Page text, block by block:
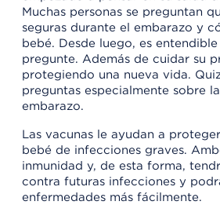
Muchas personas se preguntan
seguras durante el embarazo y
bebé. Desde luego, es
pregunte. Además de cuidar su
protegiendo una nueva vida.
preguntas especialmente sobre
embarazo.
Las vacunas le ayudan a
bebé de infecciones graves.
inmunidad y, de esta forma,
contra futuras infecciones y
enfermedades más fácilmente.